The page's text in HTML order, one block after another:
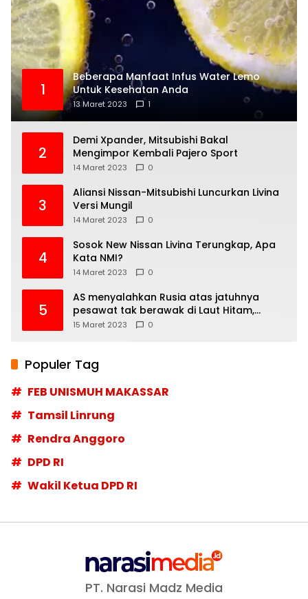
1
Beberapa Manfaat Infus Water Lemo
Untuk Kesehatan Anda
13 Maret 2023 1
2
Demi Xpander, Mitsubishi Bakal
Mengimpor Kembali Pajero Sport
14 Maret 2023 0
3
Aliansi Nissan-Mitsubishi Luncurkan Livina
Versi Mungil
14 Maret 2023 0
4
Sosok New Nissan Livina Terungkap, Apa
Kata NMI?
14 Maret 2023 0
5
AS menyalahkan Rusia atas jatuhnya
pesawat tak berawak di Laut Hitam,
Moskow menyangkal
15 Maret 2023 0
Populer Tag
FEB UNISMUH MAKASSAR
Tamsil Linrung
Rendra Anggoro
DPD RI
Wakil Ketua DPD RI
PT. Narasi Madz Media